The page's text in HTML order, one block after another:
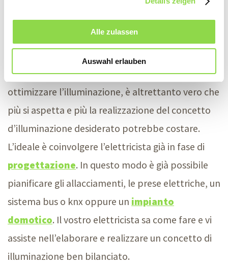
Alle zulassen
Auswahl erlauben
Progettare la luce con un
professionista
Se è vero che non è mai troppo tardi per
ottimizzare l’illuminazione, è altrettanto vero che
più si aspetta e più la realizzazione del concetto
d’illuminazione desiderato potrebbe costare.
L’ideale è coinvolgere l’elettricista già in fase di
progettazione. In questo modo è già possibile
pianificare gli allacciamenti, le prese elettriche, un
sistema bus o knx oppure un impianto
domotico. Il vostro elettricista sa come fare e vi
assiste nell’elaborare e realizzare un concetto di
illuminazione ben bilanciato.